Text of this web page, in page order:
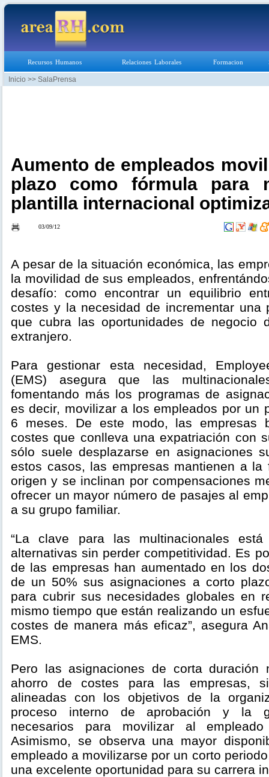
Recursos Humanos Relaciones Laborales Formacion
Inicio >> SalaPrensa
Aumento de empleados
plazo como fórmula para
plantilla internacional
03/09/12
A pesar de la situación económica, las
la movilidad de sus empleados,
desafío: como encontrar un equilibrio
costes y la necesidad de incrementar una
que cubra las oportunidades de negocio
extranjero.
Para gestionar esta necesidad,
(EMS) asegura que las
fomentando más los programas de
es decir, movilizar a los empleados por un
6 meses. De este modo, las empresas
costes que conlleva una expatriación con
sólo suele desplazarse en asignaciones
estos casos, las empresas mantienen a
origen y se inclinan por compensaciones
ofrecer un mayor número de pasajes al
a su grupo familiar.
“La clave para las multinacionales
alternativas sin perder competitividad. Es
de las empresas han aumentado en los
de un 50% sus asignaciones a corto
para cubrir sus necesidades globales en
mismo tiempo que están realizando un
costes de manera más eficaz”, asegura
EMS.
Pero las asignaciones de corta duración
ahorro de costes para las empresas,
alineadas con los objetivos de la
proceso interno de aprobación y la
necesarios para movilizar al
Asimismo, se observa una mayor
empleado a movilizarse por un corto
una excelente oportunidad para su carrera